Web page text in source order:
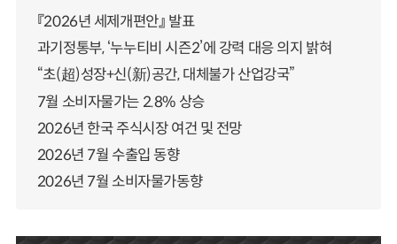
『2026년 세제개편안』 발표
과기정통부, ‘누누티비 시즌2’에 강력 대응 의지 밝혀
“초(超)성장+신(新)공간, 대체불가 산업강국”
7월 소비자물가는 2.8% 상승
2026년 한국 주식시장 여건 및 전망
2026년 7월 수출입 동향
2026년 7월 소비자물가동향